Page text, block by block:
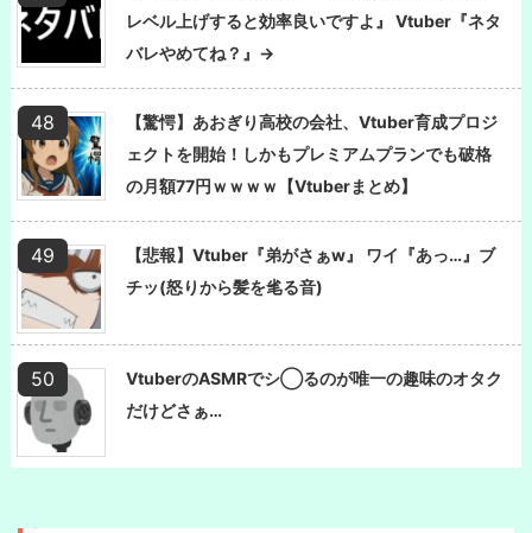
レベル上げすると効率良いですよ』 Vtuber『ネタ
バレやめてね？』→
【驚愕】あおぎり高校の会社、Vtuber育成プロジ
ェクトを開始！しかもプレミアムプランでも破格
の月額77円ｗｗｗｗ【Vtuberまとめ】
【悲報】Vtuber『弟がさぁw』 ワイ『あっ…』ブ
チッ(怒りから髪を毟る音)
VtuberのASMRでシ◯るのが唯一の趣味のオタク
だけどさぁ…